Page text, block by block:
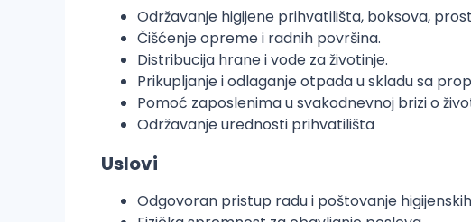
Održavanje higijene prihvatilišta, boksova,
Čišćenje opreme i radnih površina.
Distribucija hrane i vode za životinje.
Prikupljanje i odlaganje otpada u skladu sa
Pomoć zaposlenima u svakodnevnoj brizi o
Održavanje urednosti prihvatilišta
Uslovi
Odgovoran pristup radu i poštovanje